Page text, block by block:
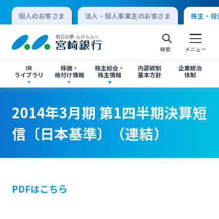
個人のお客さま 法人・個人事業主のお客さま 株主・
検索 メニュー
IR
ライブラリ
株価・
格付け情報
株主総会・
株主情報
内部統制
基本方針
企業統治
体制
決算短信
有価証券報告書・四半期報告書
株価情報
格付け情報
株主総会のご案内
中間配当のご案内
2014年3月期 第1四半期決算短信〔日本基準〕
（連結）
閉じる
2014年3月期 第1四半期決算短信〔日本基準〕
（連結）
閉じる
個人向けインターネットバンキング
ログオン
法人向けインターネットバンキング
2014年3月期 第1四半期決算短
信〔日本基準〕（連結）
PDFはこちら